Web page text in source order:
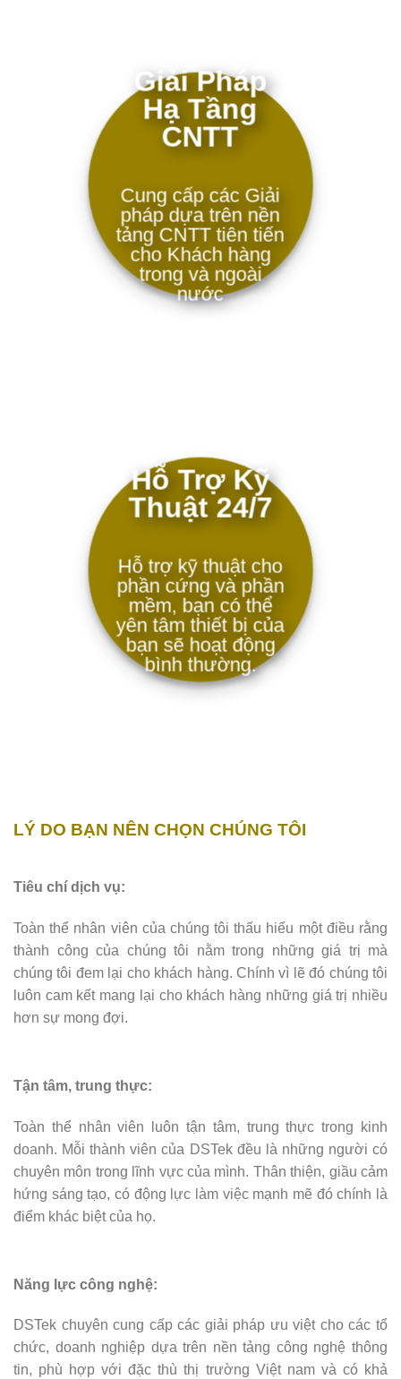
Giải Pháp
Hạ Tầng
CNTT
Cung cấp các Giải
pháp dựa trên nền
tảng CNTT tiên tiến
cho Khách hàng
trong và ngoài
nước
Hỗ Trợ Kỹ
Thuật 24/7
Hỗ trợ kỹ thuật cho
phần cứng và phần
mềm, bạn có thể
yên tâm thiết bị của
bạn sẽ hoạt động
bình thường.
LÝ DO BẠN NÊN CHỌN CHÚNG TÔI
Tiêu chí dịch vụ:
Toàn thể nhân viên của chúng tôi thấu hiểu một điều rằng
thành công của chúng tôi nằm trong những giá trị mà
chúng tôi đem lại cho khách hàng. Chính vì lẽ đó chúng tôi
luôn cam kết mang lại cho khách hàng những giá trị nhiều
hơn sự mong đợi.
Tận tâm, trung thực:
Toàn thể nhân viên luôn tận tâm, trung thực trong kinh
doanh. Mỗi thành viên của DSTek đều là những người có
chuyên môn trong lĩnh vực của mình. Thân thiện, giầu cảm
hứng sáng tạo, có động lực làm việc mạnh mẽ đó chính là
điểm khác biệt của họ.
Năng lực công nghệ:
DSTek chuyên cung cấp các giải pháp ưu việt cho các tổ
chức, doanh nghiệp dựa trên nền tảng công nghệ thông
tin, phù hợp với đặc thù thị trường Việt nam và có khả